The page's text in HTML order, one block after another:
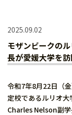
2025.09.02
モザンビークの
長が愛媛大学を
令和7年8月22日（
定校であるルリオ
Charles Nelson副学